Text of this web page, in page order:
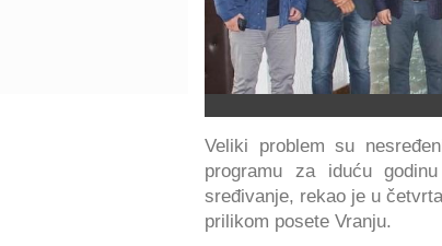
Veliki problem su
programu za iduću
sređivanje, rekao je u
prilikom posete Vranju.